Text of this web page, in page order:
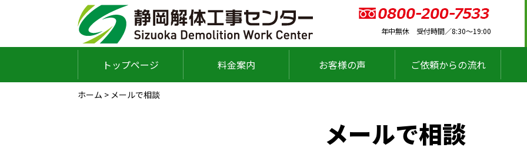
年中無休 受付時間／8:30～19:00
トップページ 料金案内 お客様の声 ご依頼からの流れ
ホーム > メールで相談
メールで相談